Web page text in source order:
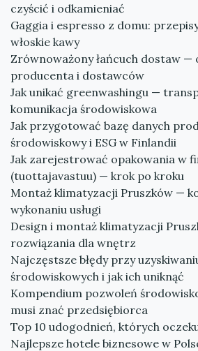
czyścić i odkamieniać
Gaggia i espresso z domu:
włoskie kawy
Zrównoważony łańcuch dostaw —
producenta i dostawców
Jak unikać greenwashingu —
komunikacja środowiskowa
Jak przygotować bazę danych
środowiskowy i ESG w Finlandii
Jak zarejestrować opakowania w
(tuottajavastuu) — krok po kroku
Montaż klimatyzacji Pruszków —
wykonaniu usługi
Design i montaż klimatyzacji
rozwiązania dla wnętrz
Najczęstsze błędy przy
środowiskowych i jak ich uniknąć
Kompendium pozwoleń
musi znać przedsiębiorca
Top 10 udogodnień, których
Najlepsze hotele biznesowe w